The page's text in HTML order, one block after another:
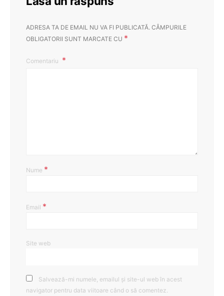
ADRESA TA DE EMAIL NU VA FI PUBLICATĂ. CÂMPURILE
OBLIGATORII SUNT MARCATE CU *
Comentariu
Nume *
Email *
Site web
Salvează-mi numele, emailul și site-ul web în acest
navigator pentru data viitoare când o să comentez.